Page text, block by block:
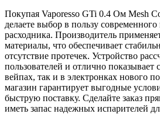
Покупая Vaporesso GTi 0.4 Ом Mesh
делаете выбор в пользу
расходника. Производитель
материалы, что обеспечивает
отсутствие протечек. Устройство
пользователей и отлично показывает
вейпах, так и в электронках нового
магазин гарантирует выгодные
быструю поставку. Сделайте заказ
иметь запас надежных испарителей